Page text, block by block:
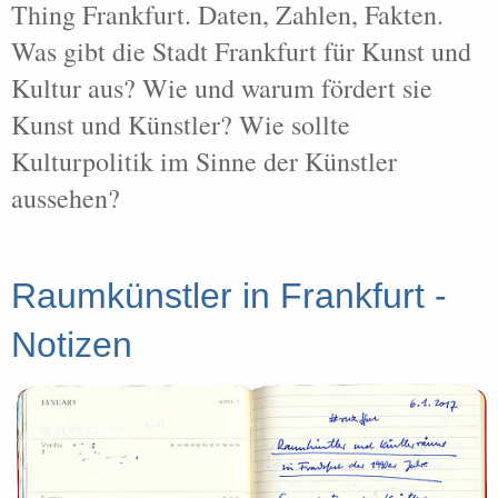
Thing Frankfurt. Daten, Zahlen, Fakten.
Was gibt die Stadt Frankfurt für Kunst und
Kultur aus? Wie und warum fördert sie
Kunst und Künstler? Wie sollte
Kulturpolitik im Sinne der Künstler
aussehen?
Raumkünstler in Frankfurt -
Notizen